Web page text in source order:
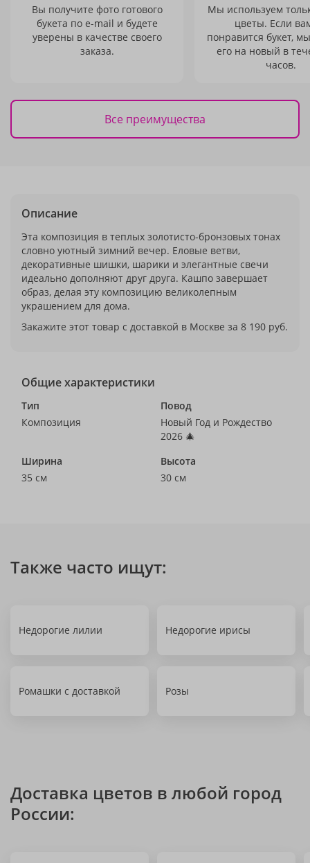
Вы получите фото готового
букета по e-mail и будете
уверены в качестве своего
заказа.
Мы используем
цветы. Если
понравится букет,
его на новый в
часов.
Все преимущества
Описание
Эта композиция в теплых золотисто-бронзовых тонах
словно уютный зимний вечер. Еловые ветви,
декоративные шишки, шарики и элегантные свечи
идеально дополняют друг друга. Кашпо завершает
образ, делая эту композицию великолепным
украшением для дома.
Закажите этот товар с доставкой в Москве за 8 190 руб.
Общие характеристики
Тип
Композиция
Повод
Новый Год и Рождество
2026 🎄
Ширина
35 см
Высота
30 см
Также часто ищут:
Недорогие лилии Недорогие ирисы
Ромашки с доставкой Розы
Доставка цветов в любой город
России: